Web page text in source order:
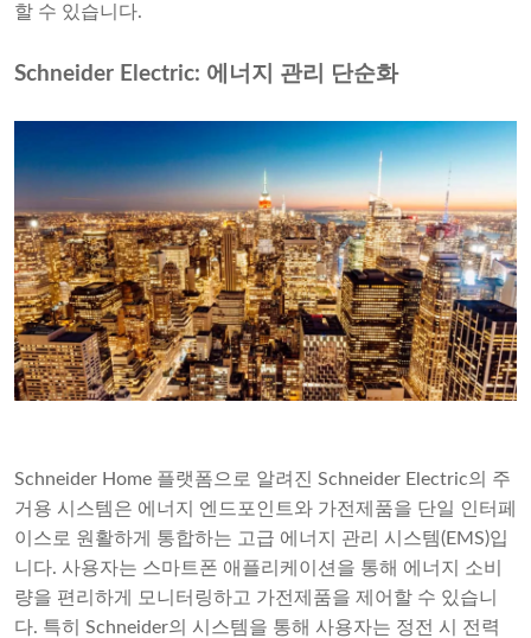
할 수 있습니다.
Schneider Electric: 에너지 관리 단순화
Schneider Home 플랫폼으로 알려진 Schneider Electric의 주
거용 시스템은 에너지 엔드포인트와 가전제품을 단일 인터페
이스로 원활하게 통합하는 고급 에너지 관리 시스템(EMS)입
니다. 사용자는 스마트폰 애플리케이션을 통해 에너지 소비
량을 편리하게 모니터링하고 가전제품을 제어할 수 있습니
다. 특히 Schneider의 시스템을 통해 사용자는 정전 시 전력